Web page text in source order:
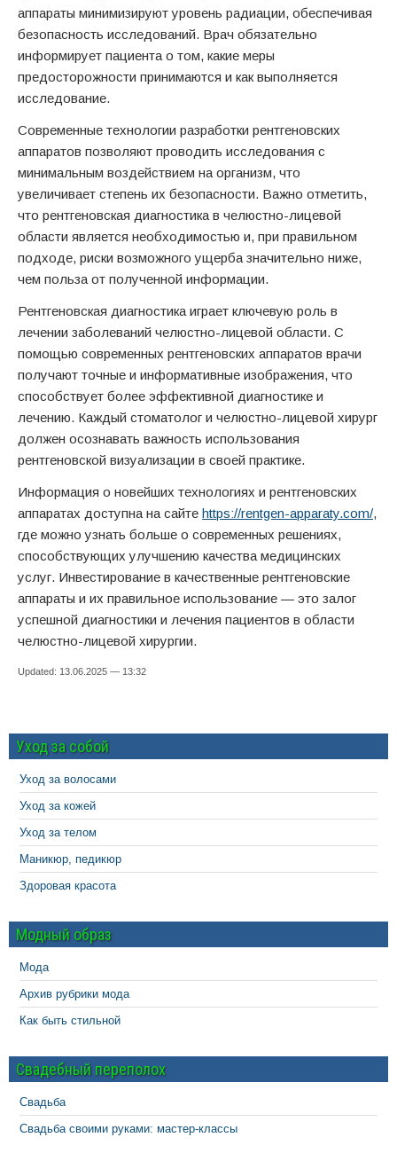
аппараты минимизируют уровень радиации, обеспечивая
безопасность исследований. Врач обязательно
информирует пациента о том, какие меры
предосторожности принимаются и как выполняется
исследование.
Современные технологии разработки рентгеновских
аппаратов позволяют проводить исследования с
минимальным воздействием на организм, что
увеличивает степень их безопасности. Важно отметить,
что рентгеновская диагностика в челюстно-лицевой
области является необходимостью и, при правильном
подходе, риски возможного ущерба значительно ниже,
чем польза от полученной информации.
Рентгеновская диагностика играет ключевую роль в
лечении заболеваний челюстно-лицевой области. С
помощью современных рентгеновских аппаратов врачи
получают точные и информативные изображения, что
способствует более эффективной диагностике и
лечению. Каждый стоматолог и челюстно-лицевой хирург
должен осознавать важность использования
рентгеновской визуализации в своей практике.
Информация о новейших технологиях и рентгеновских
аппаратах доступна на сайте https://rentgen-apparaty.com/,
где можно узнать больше о современных решениях,
способствующих улучшению качества медицинских
услуг. Инвестирование в качественные рентгеновские
аппараты и их правильное использование — это залог
успешной диагностики и лечения пациентов в области
челюстно-лицевой хирургии.
Updated: 13.06.2025 — 13:32
Уход за собой
Уход за волосами
Уход за кожей
Уход за телом
Маникюр, педикюр
Здоровая красота
Модный образ
Мода
Архив рубрики мода
Как быть стильной
Свадебный переполох
Свадьба
Свадьба своими руками: мастер-классы